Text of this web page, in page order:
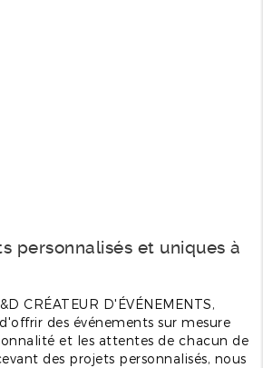
personnalisés et uniques à
CRÉATEUR D'ÉVÉNEMENTS,
des événements sur mesure
et les attentes de chacun de
des projets personnalisés, nous